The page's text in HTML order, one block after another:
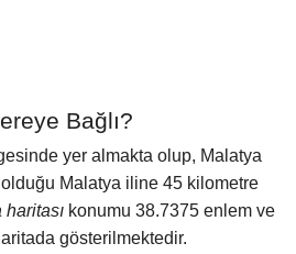
Bağlı?
yer almakta olup, Malatya
olduğu Malatya iline 45 kilometre
haritası konumu 38.7375 enlem ve
gösterilmektedir.